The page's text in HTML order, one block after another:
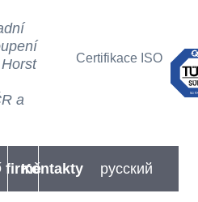
a
Certifikace ISO
firmě
Kontakty русский